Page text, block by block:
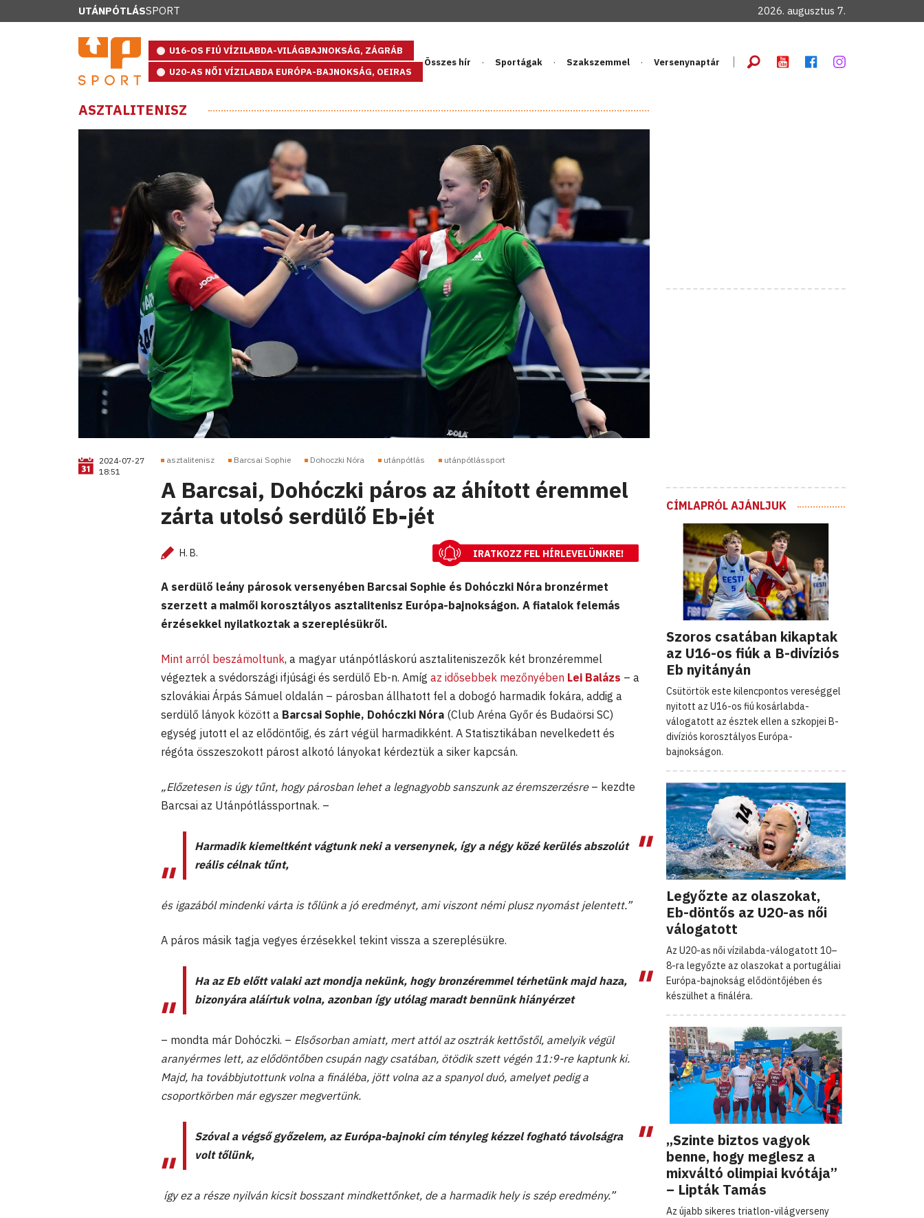
UTÁNPÓTLÁSSPORT 2026. augusztus 7.
U16-OS FIÚ VÍZILABDA-VILÁGBAJNOKSÁG, ZÁGRÁB
U20-AS NŐI VÍZILABDA EURÓPA-BAJNOKSÁG, OEIRAS
Összes hír Sportágak Szakszemmel Versenynaptár
ASZTALITENISZ
2024-07-27
18:51
asztalitenisz Barcsai Sophie Dohoczki Nóra utánpótlás utánpótlássport
A Barcsai, Dohóczki páros az áhított éremmel
zárta utolsó serdülő Eb-jét
H. B. IRATKOZZ FEL HÍRLEVELÜNKRE!
A serdülő leány párosok versenyében Barcsai Sophie és Dohóczki Nóra bronzérmet
szerzett a malmői korosztályos asztalitenisz Európa-bajnokságon. A fiatalok felemás
érzésekkel nyilatkoztak a szereplésükről.
Mint arról beszámoltunk, a magyar utánpótláskorú asztaliteniszezők két bronzéremmel
végeztek a svédországi ifjúsági és serdülő Eb-n. Amíg az idősebbek mezőnyében Lei Balázs – a
szlovákiai Árpás Sámuel oldalán – párosban állhatott fel a dobogó harmadik fokára, addig a
serdülő lányok között a Barcsai Sophie, Dohóczki Nóra (Club Aréna Győr és Budaörsi SC)
egység jutott el az elődöntőig, és zárt végül harmadikként. A Statisztikában nevelkedett és
régóta összeszokott párost alkotó lányokat kérdeztük a siker kapcsán.
„Előzetesen is úgy tűnt, hogy párosban lehet a legnagyobb sanszunk az éremszerzésre – kezdte
Barcsai az Utánpótlássportnak. –
Harmadik kiemeltként vágtunk neki a versenynek, így a négy közé kerülés abszolút
reális célnak tűnt,
és igazából mindenki várta is tőlünk a jó eredményt, ami viszont némi plusz nyomást jelentett.”
A páros másik tagja vegyes érzésekkel tekint vissza a szereplésükre.
Ha az Eb előtt valaki azt mondja nekünk, hogy bronzéremmel térhetünk majd haza,
bizonyára aláírtuk volna, azonban így utólag maradt bennünk hiányérzet
– mondta már Dohóczki. – Elsősorban amiatt, mert attól az osztrák kettőstől, amelyik végül
aranyérmes lett, az elődöntőben csupán nagy csatában, ötödik szett végén 11:9-re kaptunk ki.
Majd, ha továbbjutottunk volna a fináléba, jött volna az a spanyol duó, amelyet pedig a
csoportkörben már egyszer megvertünk.
Szóval a végső győzelem, az Európa-bajnoki cím tényleg kézzel fogható távolságra
volt tőlünk,
így ez a része nyilván kicsit bosszant mindkettőnket, de a harmadik hely is szép eredmény.”
CÍMLAPRÓL AJÁNLJUK
Szoros csatában kikaptak
az U16-os fiúk a B-divíziós
Eb nyitányán
Csütörtök este kilencpontos vereséggel
nyitott az U16-os fiú kosárlabda-
válogatott az észtek ellen a szkopjei B-
divíziós korosztályos Európa-
bajnokságon.
Legyőzte az olaszokat,
Eb-döntős az U20-as női
válogatott
Az U20-as női vízilabda-válogatott 10–
8-ra legyőzte az olaszokat a portugáliai
Európa-bajnokság elődöntőjében és
készülhet a fináléra.
„Szinte biztos vagyok
benne, hogy meglesz a
mixváltó olimpiai kvótája”
– Lipták Tamás
Az újabb sikeres triatlon-világverseny